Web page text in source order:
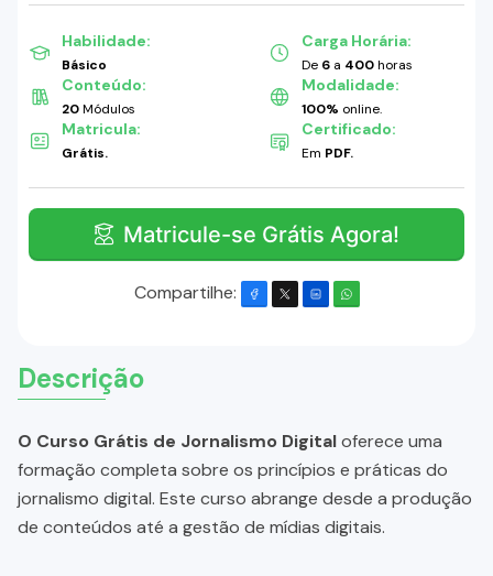
Habilidade:
Básico
Carga Horária:
De 6 a 400horas
Conteúdo:
20Módulos
Modalidade:
100% online.
Matricula:
Grátis.
Certificado:
Em PDF.
Matricule-se Grátis Agora!
Compartilhe:
Descrição
O Curso Grátis de Jornalismo Digitaloferece uma
formação completa sobre os princípios e práticas do
jornalismo digital. Este curso abrange desde a produção
de conteúdos até a gestão de mídias digitais.